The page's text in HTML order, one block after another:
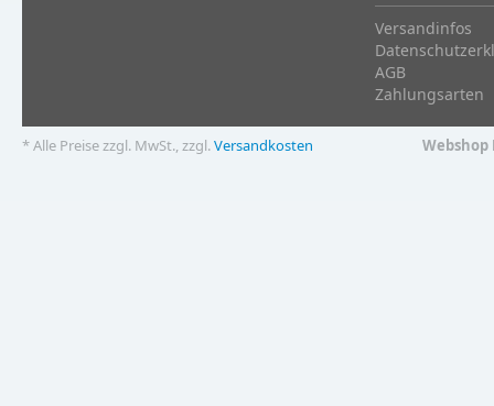
Versandinfos
AGB
Zahlungsarten
* Alle Preise zzgl. MwSt., zzgl.Versandkosten Webshop